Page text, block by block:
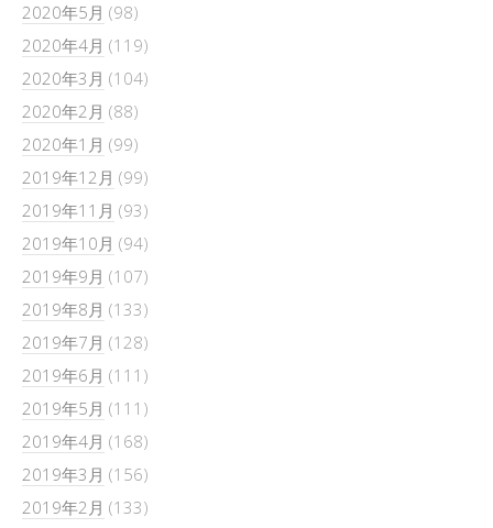
2020年5月 (98)
2020年4月 (119)
2020年3月 (104)
2020年2月 (88)
2020年1月 (99)
2019年12月 (99)
2019年11月 (93)
2019年10月 (94)
2019年9月 (107)
2019年8月 (133)
2019年7月 (128)
2019年6月 (111)
2019年5月 (111)
2019年4月 (168)
2019年3月 (156)
2019年2月 (133)